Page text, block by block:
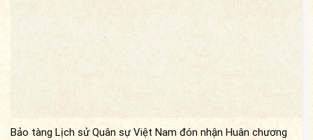
Bảo tàng Lịch sử Quân sự Việt Nam đón nhận Huân chương